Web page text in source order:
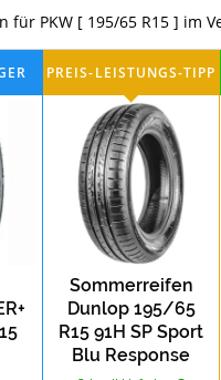
225/45 R17Test
Sommerreifen
für PKW [ 195/65 R15 ] im
Sommerreifen
Dunlop 195/65
R15 91H SP Sport
Blu Response